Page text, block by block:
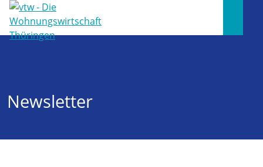
Newsletter